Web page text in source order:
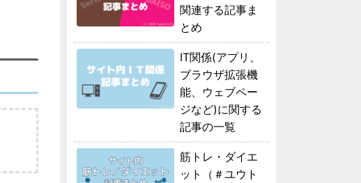
関連する記事ま
とめ
IT関係(アプリ、
ブラウザ拡張機
能、ウェブペー
ジなど)に関する
記事の一覧
筋トレ・ダイエ
ット（＃ユウト